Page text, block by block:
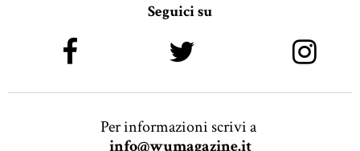
Seguici su
Per informazioni scrivi a
info@wumagazine.it